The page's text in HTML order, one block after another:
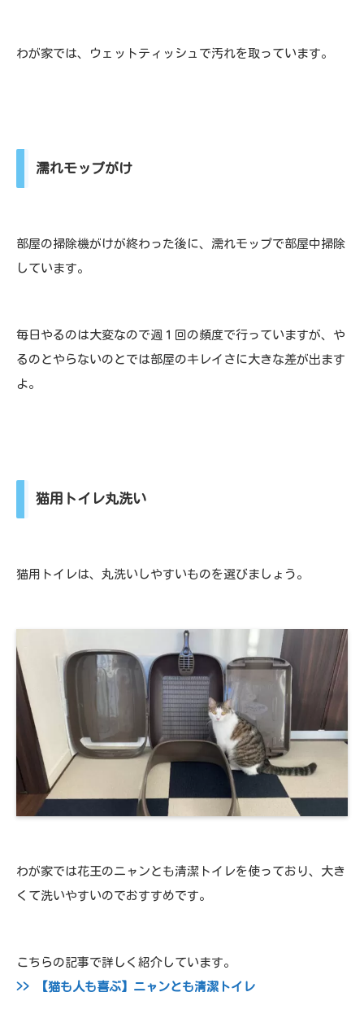
わが家では、ウェットティッシュで汚れを取っています。
濡れモップがけ
部屋の掃除機がけが終わった後に、濡れモップで部屋中掃除
しています。
毎日やるのは大変なので週１回の頻度で行っていますが、や
るのとやらないのとでは部屋のキレイさに大きな差が出ます
よ。
猫用トイレ丸洗い
猫用トイレは、丸洗いしやすいものを選びましょう。
わが家では花王のニャンとも清潔トイレを使っており、大き
くて洗いやすいのでおすすめです。
こちらの記事で詳しく紹介しています。
>> 【猫も人も喜ぶ】ニャンとも清潔トイレ